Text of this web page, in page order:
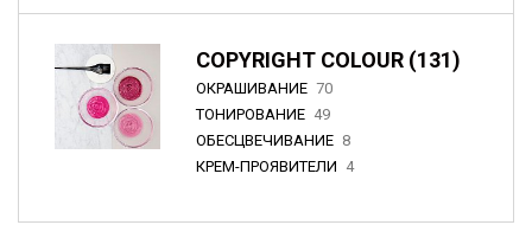
COPYRIGHT COLOUR (131)
ОКРАШИВАНИЕ 70
ТОНИРОВАНИЕ 49
ОБЕСЦВЕЧИВАНИЕ 8
КРЕМ-ПРОЯВИТЕЛИ 4